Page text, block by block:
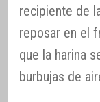
recipiente de
reposar en el
que la harina
burbujas de